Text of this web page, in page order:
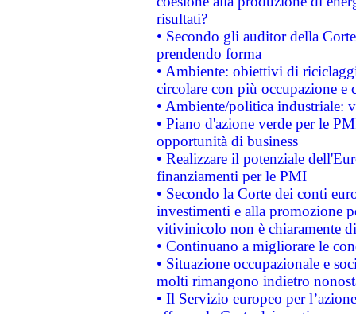
risultati?
• Secondo gli auditor della
prendendo forma
• Ambiente: obiettivi di
circolare con più occupazione e
• Ambiente/politica industriale:
• Piano d'azione verde per le
opportunità di business
• Realizzare il potenziale
finanziamenti per le PMI
• Secondo la Corte dei conti
investimenti e alla promozione
vitivinicolo non è chiaramente
• Continuano a migliorare le
• Situazione occupazionale e
molti rimangono indietro
• Il Servizio europeo per